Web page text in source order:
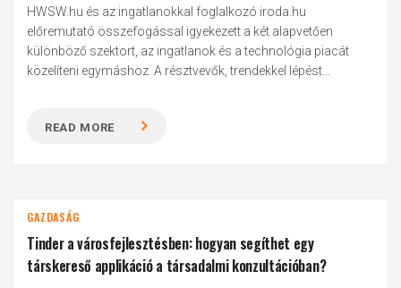
HWSW.hu és az ingatlanokkal foglalkozó iroda.hu
előremutató összefogással igyekezett a két alapvetően
különböző szektort, az ingatlanok és a technológia piacát
közelíteni egymáshoz. A résztvevők, trendekkel lépést...
READ MORE
GAZDASÁG
Tinder a városfejlesztésben: hogyan segíthet egy
társkereső applikáció a társadalmi konzultációban?